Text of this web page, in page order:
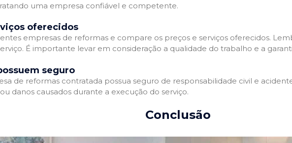
uma empresa confiável e competente.
oferecidos
empresas de reformas e compare os preços e serviços oferecidos.
É importante levar em consideração a qualidade do trabalho e a
seguro
de reformas contratada possua seguro de responsabilidade civil e
danos causados durante a execução do serviço.
Conclusão